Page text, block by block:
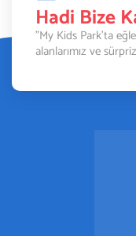
Hadi Bize
"My Kids Park’ta
alanlarımız ve